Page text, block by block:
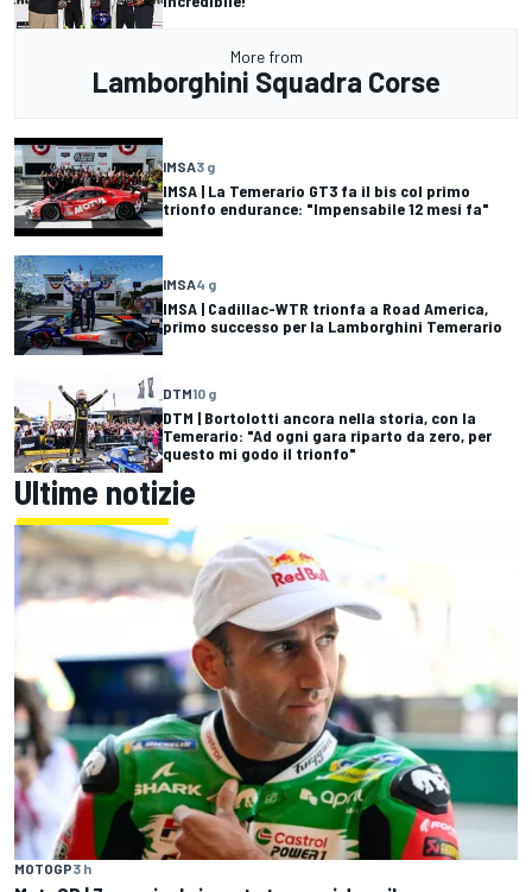
More from
Lamborghini Squadra Corse
IMSA3 g
IMSA | La Temerario GT3 fa il bis col primo
trionfo endurance: "Impensabile 12 mesi fa"
IMSA4 g
IMSA | Cadillac-WTR trionfa a Road America,
primo successo per la Lamborghini Temerario
DTM10 g
DTM | Bortolotti ancora nella storia, con la
Temerario: "Ad ogni gara riparto da zero, per
questo mi godo il trionfo"
Ultime notizie
MOTOGP3 h